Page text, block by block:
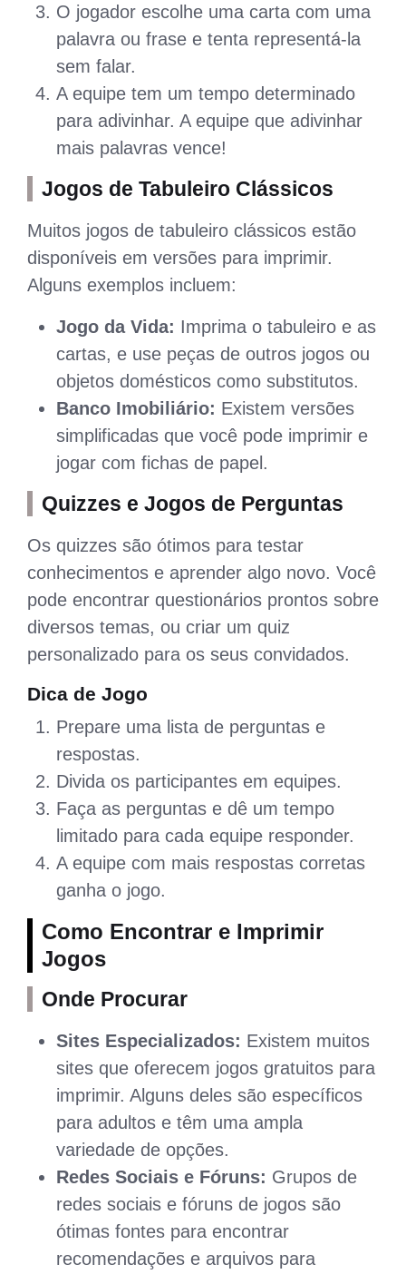
O jogador escolhe uma carta com uma
palavra ou frase e tenta representá-la
sem falar.
A equipe tem um tempo determinado
para adivinhar. A equipe que adivinhar
mais palavras vence!
Jogos de Tabuleiro Clássicos
Muitos jogos de tabuleiro clássicos estão
disponíveis em versões para imprimir.
Alguns exemplos incluem:
Jogo da Vida: Imprima o tabuleiro e as
cartas, e use peças de outros jogos ou
objetos domésticos como substitutos.
Banco Imobiliário: Existem versões
simplificadas que você pode imprimir e
jogar com fichas de papel.
Quizzes e Jogos de Perguntas
Os quizzes são ótimos para testar
conhecimentos e aprender algo novo. Você
pode encontrar questionários prontos sobre
diversos temas, ou criar um quiz
personalizado para os seus convidados.
Dica de Jogo
Prepare uma lista de perguntas e
respostas.
Divida os participantes em equipes.
Faça as perguntas e dê um tempo
limitado para cada equipe responder.
A equipe com mais respostas corretas
ganha o jogo.
Como Encontrar e Imprimir
Jogos
Onde Procurar
Sites Especializados: Existem muitos
sites que oferecem jogos gratuitos para
imprimir. Alguns deles são específicos
para adultos e têm uma ampla
variedade de opções.
Redes Sociais e Fóruns: Grupos de
redes sociais e fóruns de jogos são
ótimas fontes para encontrar
recomendações e arquivos para